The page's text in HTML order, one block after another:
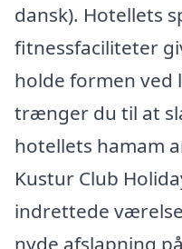
dansk). Hotellets
fitnessfaciliteter
holde formen ved
trænger du til at
hotellets hamam
Kustur Club
indrettede
nyde afslapning